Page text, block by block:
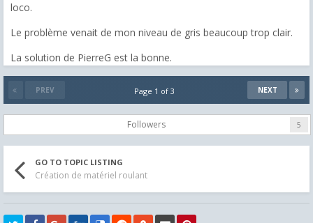
loco.
Le problème venait de mon niveau de gris beaucoup trop clair.
La solution de PierreG est la bonne.
PREV NEXT
Page 1 of 3
Followers 5
GO TO TOPIC LISTING
Création de matériel roulant